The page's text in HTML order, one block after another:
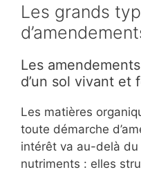
Les grands
Les
d’un sol vivant et
Les matières
toute démarche
intérêt va au-delà
nutriments : elles